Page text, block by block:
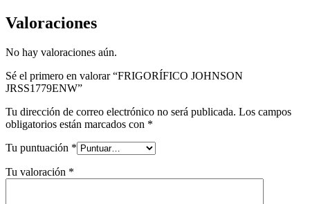
Valoraciones
No hay valoraciones aún.
Sé el primero en valorar “FRIGORÍFICO JOHNSON
JRSS1779ENW”
Tu dirección de correo electrónico no será publicada. Los campos
obligatorios están marcados con *
Tu puntuación *
Tu valoración *